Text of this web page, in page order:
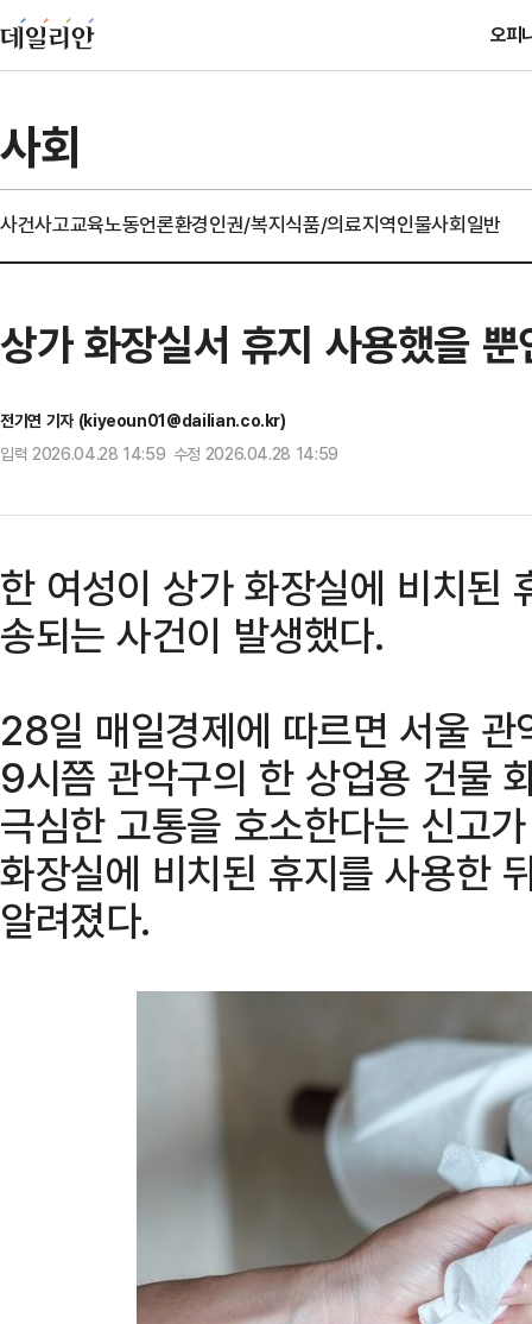
오피
사회
사건사고교육노동언론환경인권/복지식품/의료지역인물사회일반
상가 화장실서 휴지 사용했을
전기연 기자 (kiyeoun01@dailian.co.kr)
입력 2026.04.28 14:59 수정 2026.04.28 14:59
한 여성이 상가 화장실에 비치된
송되는 사건이 발생했다.
28일 매일경제에 따르면 서울
9시쯤 관악구의 한 상업용 건물
극심한 고통을 호소한다는 신고
화장실에 비치된 휴지를 사용한
알려졌다.